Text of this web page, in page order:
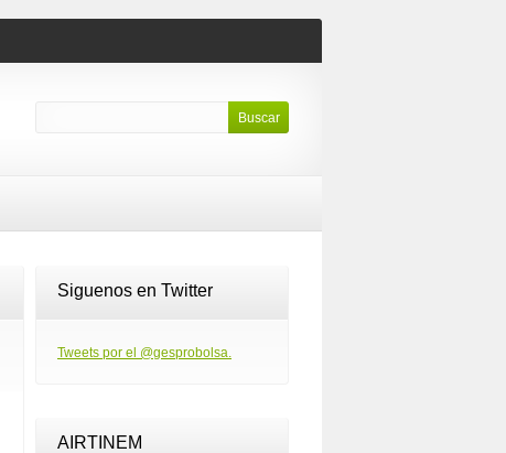
Siguenos en Twitter
Tweets por el @gesprobolsa.
AIRTINEM